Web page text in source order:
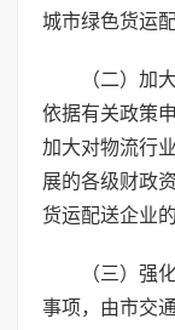
城市绿色货运
（二）加
依据有关政策
加大对物流行
展的各级财政
货运配送企业
（三）强
事项，由市交